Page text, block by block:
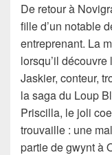
De retour à
fille d’un notable
entreprenant. La
lorsqu’il découvre
Jaskier, conteur,
la saga du Loup
Priscilla, le joli
trouvaille : une
partie de gwynt à